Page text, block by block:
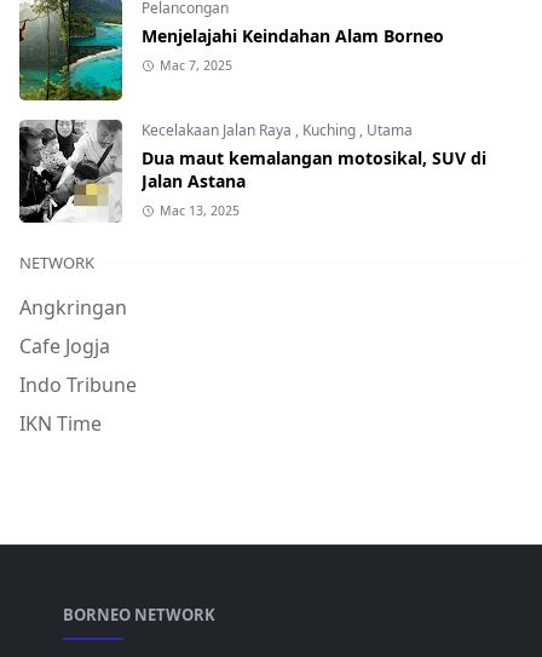
Pelancongan
Menjelajahi Keindahan Alam Borneo
Mac 7, 2025
Kecelakaan Jalan Raya , Kuching , Utama
Dua maut kemalangan motosikal, SUV di
Jalan Astana
Mac 13, 2025
NETWORK
Angkringan
Cafe Jogja
Indo Tribune
IKN Time
BORNEO NETWORK